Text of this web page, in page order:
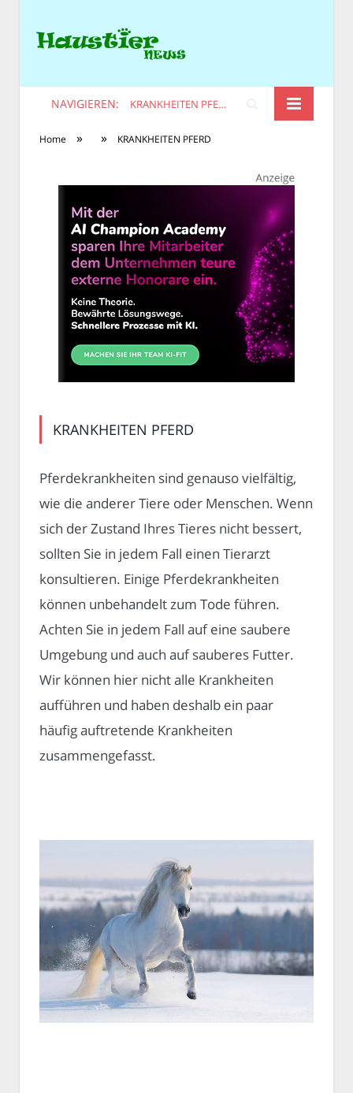
NAVIGIEREN: KRANKHEITEN PFERD
Home » » KRANKHEITEN PFERD
KRANKHEITEN PFERD
Pferdekrankheiten sind genauso vielfältig,
wie die anderer Tiere oder Menschen. Wenn
sich der Zustand Ihres Tieres nicht bessert,
sollten Sie in jedem Fall einen Tierarzt
konsultieren. Einige Pferdekrankheiten
können unbehandelt zum Tode führen.
Achten Sie in jedem Fall auf eine saubere
Umgebung und auch auf sauberes Futter.
Wir können hier nicht alle Krankheiten
aufführen und haben deshalb ein paar
häufig auftretende Krankheiten
zusammengefasst.